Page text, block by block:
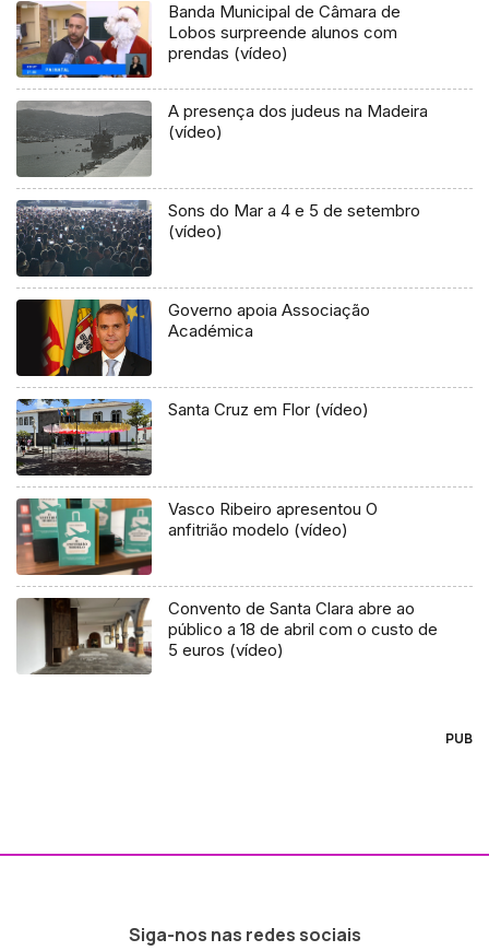
Banda Municipal de Câmara de
Lobos surpreende alunos com
prendas (vídeo)
A presença dos judeus na Madeira
(vídeo)
Sons do Mar a 4 e 5 de setembro
(vídeo)
Governo apoia Associação
Académica
Santa Cruz em Flor (vídeo)
Vasco Ribeiro apresentou O
anfitrião modelo (vídeo)
Convento de Santa Clara abre ao
público a 18 de abril com o custo de
5 euros (vídeo)
PUB
Siga-nos nas redes sociais